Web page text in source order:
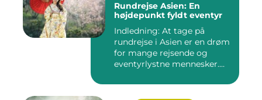
Rundrejse Asien: En
højdepunkt fyldt eventyr
Indledning: At tage på
rundrejse i Asien er en drøm
for mange rejsende og
eventyrlystne mennesker.